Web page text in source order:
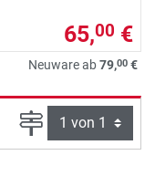
65,00 €
Neuware ab79,00 €
Seite